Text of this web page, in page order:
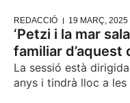
REDACCIÓ 19 MARÇ, 2025
‘Petzi i la mar
familiar
La sessió està
anys i tindrà lloc a